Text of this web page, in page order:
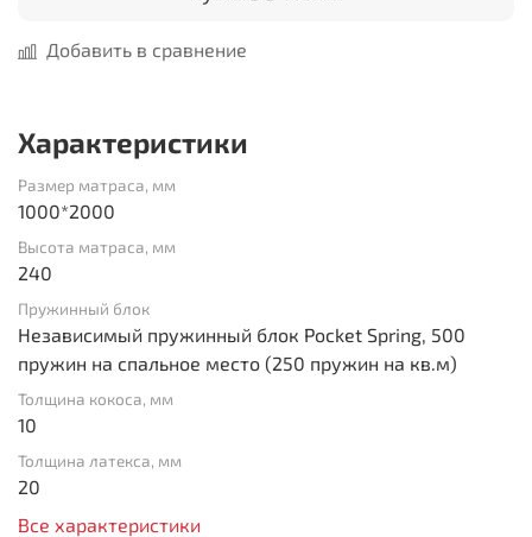
Добавить в сравнение
Характеристики
Размер матраса, мм
1000*2000
Высота матраса, мм
240
Пружинный блок
Независимый пружинный блок Pocket Spring, 500
пружин на спальное место (250 пружин на кв.м)
Толщина кокоса, мм
10
Толщина латекса, мм
20
Все характеристики